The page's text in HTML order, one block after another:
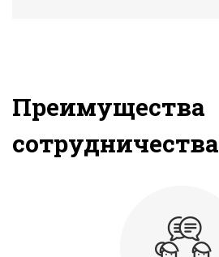
Преимущества
сотрудничества